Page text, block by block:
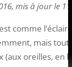
mis à jour le
comme
mais tout
(aux oreilles, en